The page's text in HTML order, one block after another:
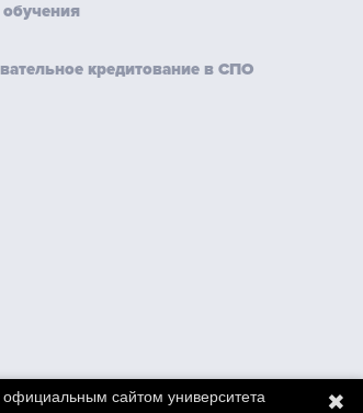
кредитование в СПО
сайтом университета
✖